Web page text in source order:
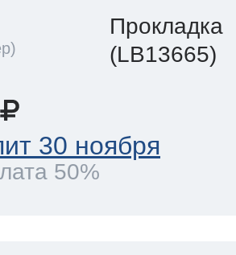
Прокладка
(LB13665)
30 ноября
50%